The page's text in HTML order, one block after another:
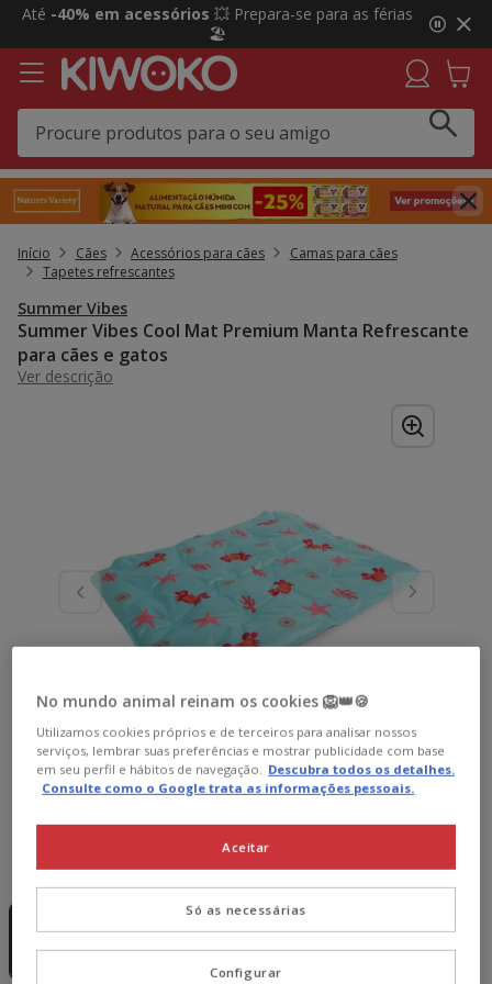
2
3,
mensagem,
Até -40% em acessórios 💥 Prepara-se para as férias
🏖️
Início Cães Acessórios para cães
Camas para cães
Tapetes refrescantes
Summer Vibes
Summer Vibes Cool Mat Premium Manta Refrescante
para cães e gatos
Ver descrição
Formato:M
Sem Stock
No mundo animal reinam os cookies 🦁👑🍪
Utilizamos cookies próprios e de terceiros para analisar nossos
serviços, lembrar suas preferências e mostrar publicidade com base
em seu perfil e hábitos de navegação. Descubra todos os detalhes.
Consulte como o Google trata as informações pessoais.
Só as necessárias
Aceitar
Configurar